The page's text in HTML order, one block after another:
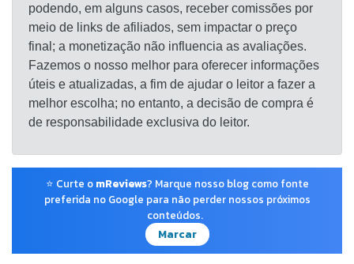
podendo, em alguns casos, receber comissões por
meio de links de afiliados, sem impactar o preço
final; a monetização não influencia as avaliações.
Fazemos o nosso melhor para oferecer informações
úteis e atualizadas, a fim de ajudar o leitor a fazer a
melhor escolha; no entanto, a decisão de compra é
de responsabilidade exclusiva do leitor.
⭐ Curte o mReviews? Marque nosso blog como fonte
preferida no Google para não perder nossos próximos
conteúdos.
Marcar